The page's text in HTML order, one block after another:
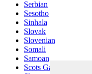
Serbian
Sesotho
Sinhala
Slovak
Slovenian
Somali
Samoan
Scots Gaelic